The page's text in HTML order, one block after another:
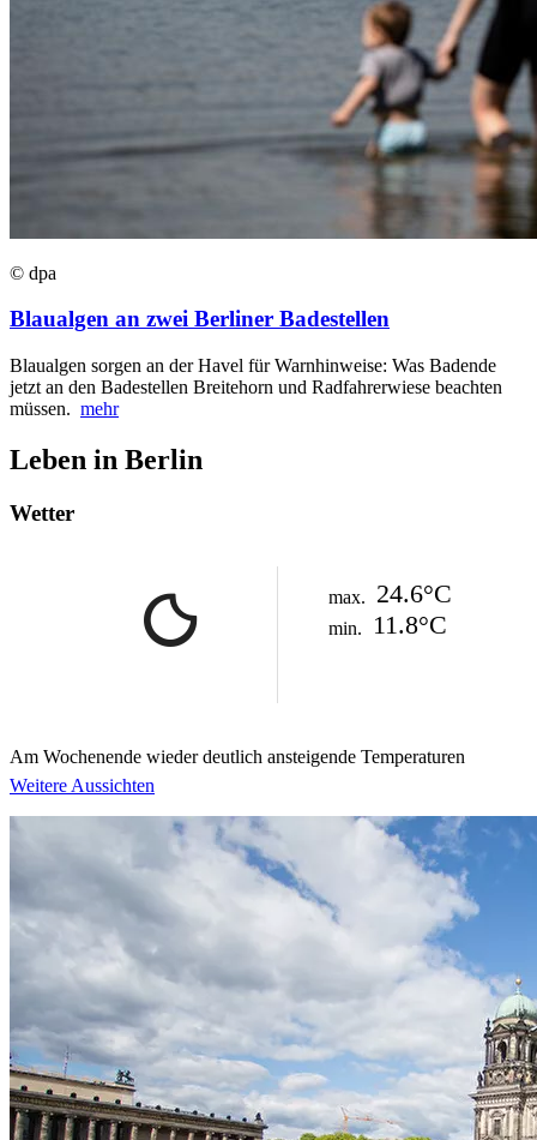
© dpa
Blaualgen an zwei Berliner Badestellen
Blaualgen sorgen an der Havel für Warnhinweise: Was Badende
jetzt an den Badestellen Breitehorn und Radfahrerwiese beachten
müssen. mehr
Leben in Berlin
Wetter
max. 24.6°C
min. 11.8°C
Am Wochenende wieder deutlich ansteigende Temperaturen
Weitere Aussichten